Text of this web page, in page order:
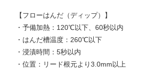
【フローはんだ（ディップ）】
・予備加熱：120℃以下、60秒以内
・はんだ槽温度：260℃以下
・浸漬時間：5秒以内
・位置：リード根元より3.0mm以上